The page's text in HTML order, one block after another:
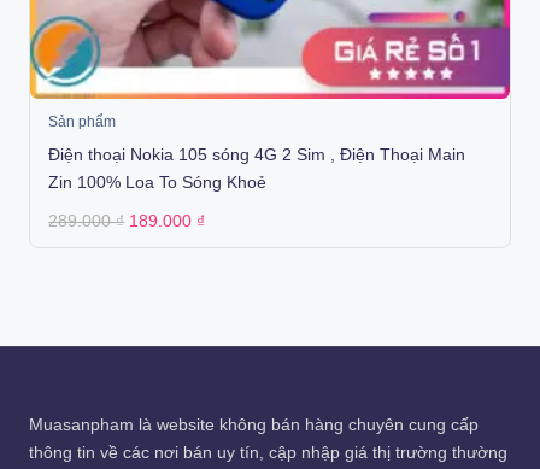
Sản phẩm
Điện thoại Nokia 105 sóng 4G 2 Sim , Điện Thoại Main
Zin 100% Loa To Sóng Khoẻ
289.000₫ Original
was:
189.000 ₫
is:
Muasanpham là website không bán hàng chuyên cung cấp
thông tin về các nơi bán uy tín, cập nhập giá thị trường thường